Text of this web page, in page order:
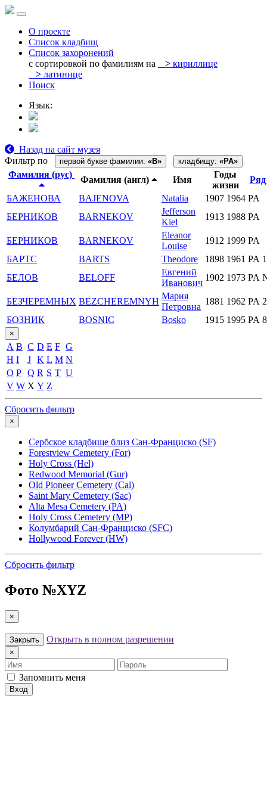
О проекте
Список кладбищ
Список захоронений
с сортировкой по фамилиям на
> кириллице
> латинице
Поиск
Язык:
Назад на сайт музея
Фильтр по
первой букве фамилии: «B» кладбищу: «PA»
Фамилия (рус)
Фамилия (англ) Имя
Годы
жизни
БАЖЕНОВА
BAJENOVA Natalia 1907 1964 PA
БЕРНИКОВ
BARNEKOV
Jefferson
Kiel
1913 1988 PA
БЕРНИКОВ BARNEKOV
Eleanor
Louise
1912 1999 PA
БАРТС
BARTS Theodore 1898 1961 PA
БЕЛОВ
BELOFF
Евгений
Иванович
1902 1973 PA
БЕЗЧЕРЕМНЫХ BEZCHEREMNYH
Мария
Петровна
1881 1962 PA
БОЗНИК
BOSNIC Bosko 1915 1995 PA
×
A B C D E F G
H I J K L M N
O P Q R S T U
V W X Y Z
Сбросить фильтр
×
Сербское кладбище близ Сан-Франциско (SF)
Forestview Cemetery (For)
Holy Cross (Hel)
Redwood Memorial (Gur)
Old Pioneer Cemetery (Cal)
Saint Mary Cemetery (Sac)
Alta Mesa Cemetery (PA)
Holy Cross Cemetery (MP)
Колумбарий Сан-Франциско (SFC)
Hollywood Forever (HW)
Сбросить фильтр
Фото №XYZ
×
Закрыть Открыть в полном разрешении
×
Имя
Пароль
Запомнить меня
Вход